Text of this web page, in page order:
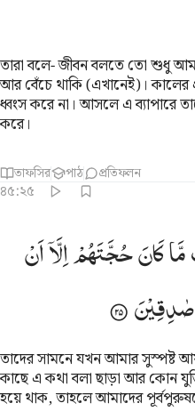
তারা বলে- জীবন বলতে তো শুধু
আর বেঁচে থাকি (এখানেই)। কালের
ধ্বংস করে না। আসলে এ ব্যাপারে
করে।
তাফসির পাঠ প্রতিফলন
৪৫:২৫
الا ان قالوا ايتوا باباينا ان
حُجَّتَهُمْ إِلَّآ أَن قَالُوا۟ ٱئْتُوا۟
مَّاكَانَحُجَّتَهُمْاِلَّاۤاَنْ
صٰدِقِیْنَ
তাদের সামনে যখন আমার সুস্পষ্ট
কাছে এ কথা বলা ছাড়া আর কোন
হয়ে থাক, তাহলে আমাদের